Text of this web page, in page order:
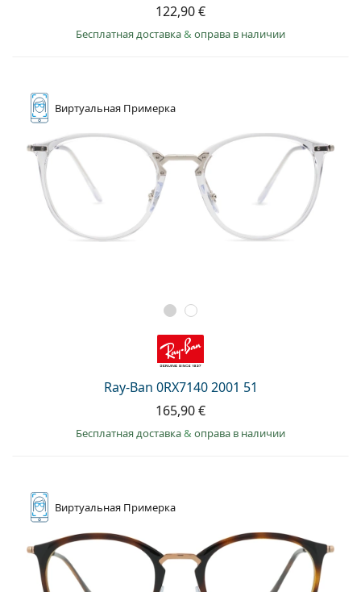
122,90 €
Бесплатная доставка& оправа в наличии
Виртуальная Примерка
Ray-Ban 0RX7140 2001 51
165,90 €
Бесплатная доставка& оправа в наличии
Виртуальная Примерка